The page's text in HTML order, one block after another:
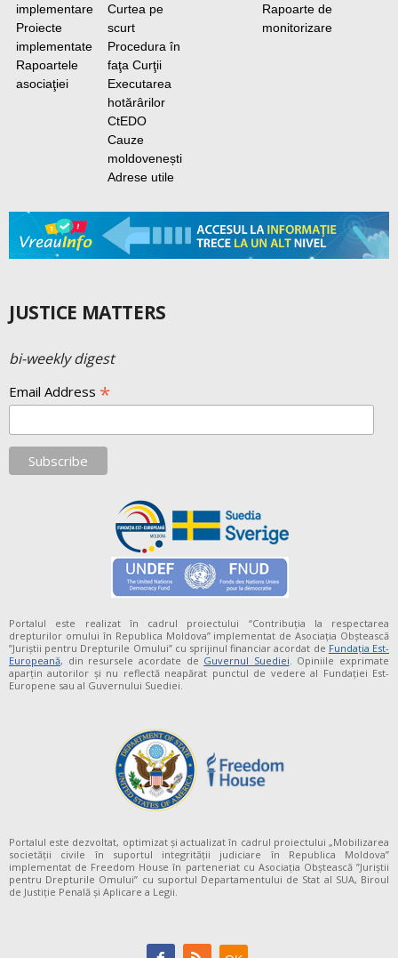
implementare
Proiecte
implementate
Rapoartele
asociaţiei
Curtea pe
scurt
Procedura în
faţa Curţii
Executarea
hotărârilor
CtEDO
Cauze
moldovenești
Adrese utile
Rapoarte de
monitorizare
JUSTICE MATTERS
bi-weekly digest
Email Address *
Portalul este realizat în cadrul proiectului “Contribuția la respectarea
drepturilor omului în Republica Moldova” implementat de Asociația Obștească
”Juriștii pentru Drepturile Omului” cu sprijinul financiar acordat de Fundaţia Est-
Europeană, din resursele acordate de Guvernul Suediei . Opiniile exprimate
aparţin autorilor şi nu reflectă neapărat punctul de vedere al Fundației Est-
Europene sau al Guvernului Suediei.
Portalul este dezvoltat, optimizat și actualizat în cadrul proiectului „Mobilizarea
societății civile în suportul integrității judiciare în Republica Moldova”
implementat de Freedom House în parteneriat cu Asociația Obștească ”Juriștii
pentru Drepturile Omului” cu suportul Departamentului de Stat al SUA, Biroul
de Justiție Penală și Aplicare a Legii.